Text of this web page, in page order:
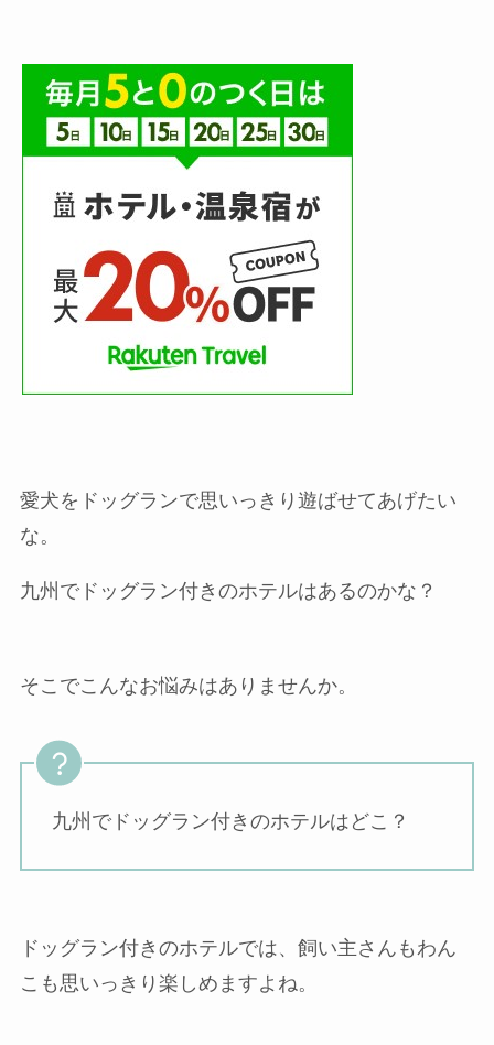
愛犬をドッグランで思いっきり遊ばせてあげたい
な。
九州でドッグラン付きのホテルはあるのかな？
そこでこんなお悩みはありませんか。
九州でドッグラン付きのホテルはどこ？
ドッグラン付きのホテルでは、飼い主さんもわん
こも思いっきり楽しめますよね。